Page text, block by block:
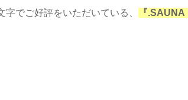
でご好評をいただいている、 『.SAUNA